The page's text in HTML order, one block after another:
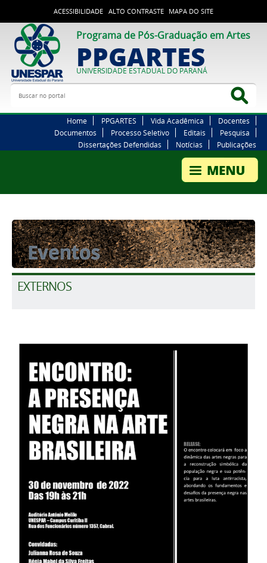
ACESSIBILIDADE ALTO CONTRASTE MAPA DO SITE
Programa de Pós-Graduação em Artes
PPGARTES
UNIVERSIDADE ESTADUAL DO PARANÁ
Buscar no portal
Home PPGARTES Vida Acadêmica
Docentes
Documentos
Processo Seletivo Editais
Pesquisa
Dissertações Defendidas
Notícias Publicações
EXTERNOS